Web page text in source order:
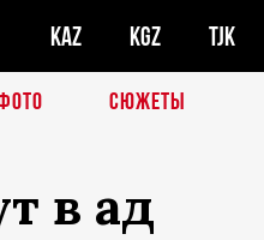
KAZ KGZ TJK
СЮЖЕТЫ
в ад